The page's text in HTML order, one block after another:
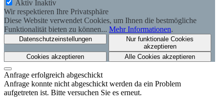
Aktiv Inaktiv
Wir respektieren Ihre Privatsphäre
Diese Website verwendet Cookies, um Ihnen die bestmögliche
Funktionalität bieten zu können... Mehr Informationen.
Datenschutzeinstellungen
Nur funktionale Cookies
akzeptieren
Cookies akzeptieren
Alle Cookies akzeptieren
Anfrage erfolgreich abgeschickt
Anfrage konnte nicht abgeschickt werden da ein Problem
aufgetreten ist. Bitte versuchen Sie es erneut.